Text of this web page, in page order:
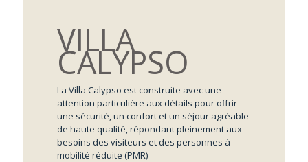
VILLA
CALYPSO
La Villa Calypso est construite avec une
attention particulière aux détails pour offrir
une sécurité, un confort et un séjour agréable
de haute qualité, répondant pleinement aux
besoins des visiteurs et des personnes à
mobilité réduite (PMR)